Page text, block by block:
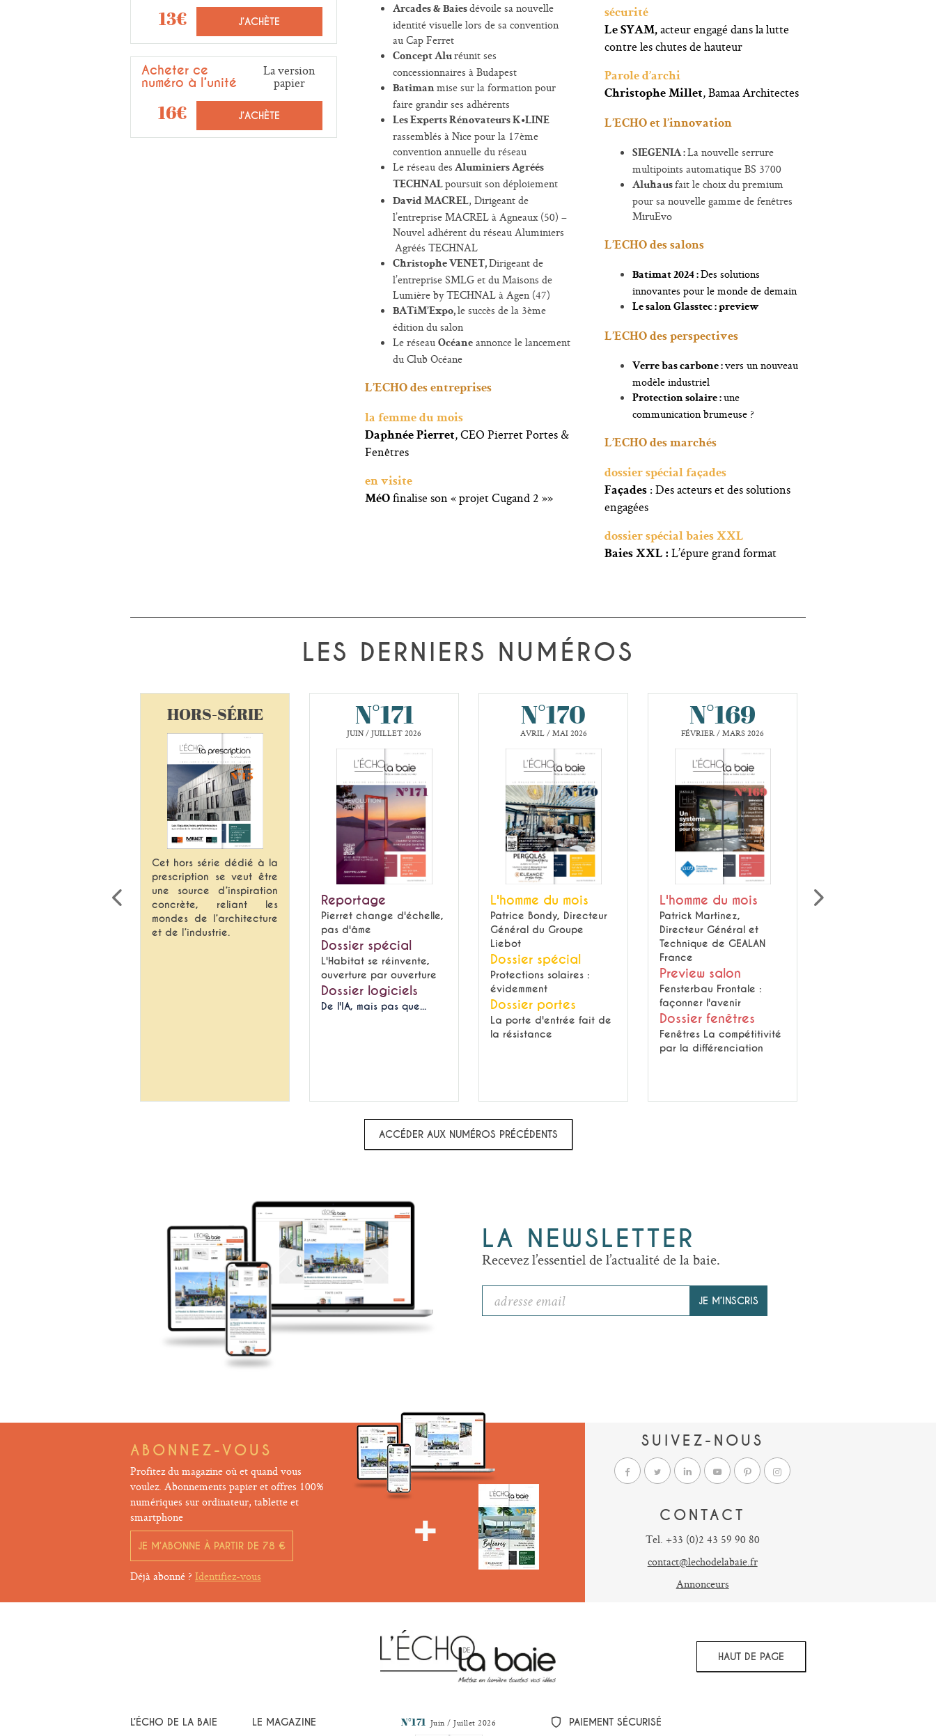
13€ J’ACHÈTE
Acheter ce
numéro à l’unité
La version
papier
16€ J’ACHÈTE
Arcades & Baiesdévoile sa nouvelle
identité visuelle lors de sa convention
au Cap Ferret
Concept Aluréunit ses
concessionnaires à Budapest
Batimanmise sur la formation pour
faire grandir ses adhérents
Les Experts Rénovateurs K•LINE
rassemblés à Nice pour la 17ème
convention annuelle du réseau
Le réseau des Aluminiers Agréés
TECHNALpoursuit son déploiement
David MACREL, Dirigeant de
l’entreprise MACREL à Agneaux (50) –
Nouvel adhérent du réseau Aluminiers
Agréés TECHNAL
Christophe VENET,Dirigeant de
l’entreprise SMLG et du Maisons de
Lumière by TECHNAL à Agen (47)
BATiM’Expo,le succès de la 3ème
édition du salon
Le réseau Océaneannonce le lancement
du Club Océane
L’ECHO des entreprises
la femme du mois
Daphnée Pierret, CEO Pierret Portes &
Fenêtres
en visite
MéO finalise son « projet Cugand 2 »»
sécurité
Le SYAM, acteur engagé dans la lutte
contre les chutes de hauteur
Parole d’archi
Christophe Millet, Bamaa Architectes
L’ECHO et l’innovation
SIEGENIA :La nouvelle serrure
multipoints automatique BS 3700
Aluhausfait le choix du premium
pour sa nouvelle gamme de fenêtres
MiruEvo
L’ECHO des salons
Batimat 2024 :Des solutions
innovantes pour le monde de demain
Le salon Glasstec : preview
L’ECHO des perspectives
Verre bas carbone :vers un nouveau
modèle industriel
Protection solaire :une
communication brumeuse ?
L’ECHO des marchés
dossier spécial façades
Façades : Des acteurs et des solutions
engagées
dossier spécial baies XXL
Baies XXL :L’épure grand format
LES DERNIERS NUMÉROS
HORS-SÉRIE
Cet hors série dédié à la
prescription se veut être
une source d’inspiration
concrète, reliant les
mondes de l’architecture
et de l’industrie.
N°171
JUIN / JUILLET 2026
Reportage
Pierret change d'échelle,
pas d'âme
Dossier spécial
L'Habitat se réinvente,
ouverture par ouverture
Dossier logiciels
De l'IA, mais pas que...
N°170
AVRIL / MAI 2026
L'homme du mois
Patrice Bondy, Directeur
Général du Groupe
Liebot
Dossier spécial
Protections solaires :
évidemment
Dossier portes
La porte d'entrée fait de
la résistance
N°169
FÉVRIER / MARS 2026
L'homme du mois
Patrick Martinez,
Directeur Général et
Technique de GEALAN
France
Preview salon
Fensterbau Frontale :
façonner l'avenir
Dossier fenêtres
Fenêtres La compétitivité
par la différenciation
ACCÉDER AUX NUMÉROS PRÉCÉDENTS
LA NEWSLETTER
Recevez l’essentiel de l’actualité de la baie.
JE M’INSCRIS
ABONNEZ-VOUS
Profitez du magazine où et quand vous
voulez. Abonnements papier et offres 100%
numériques sur ordinateur, tablette et
smartphone
JE M’ABONNE À PARTIR DE 78 €
Déjà abonné ? Identifiez-vous
SUIVEZ-NOUS
CONTACT
Tel. +33 (0)2 43 59 90 80
contact@lechodelabaie.fr
Annonceurs
HAUT DE PAGE
L’ÉCHO DE LA BAIE LE MAGAZINE N°171 Juin / Juillet 2026 PAIEMENT SÉCURISÉ